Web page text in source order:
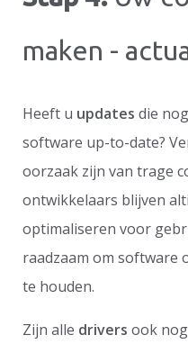
maken -
Heeft u updates die
software up-to-date?
oorzaak zijn van trage
ontwikkelaars blijven
optimaliseren voor
raadzaam om software
te houden.
Zijn alle drivers ook